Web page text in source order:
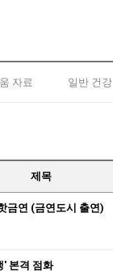
자료 일반 건강
제목
금연 (금연도시 출연)
' 본격 점화